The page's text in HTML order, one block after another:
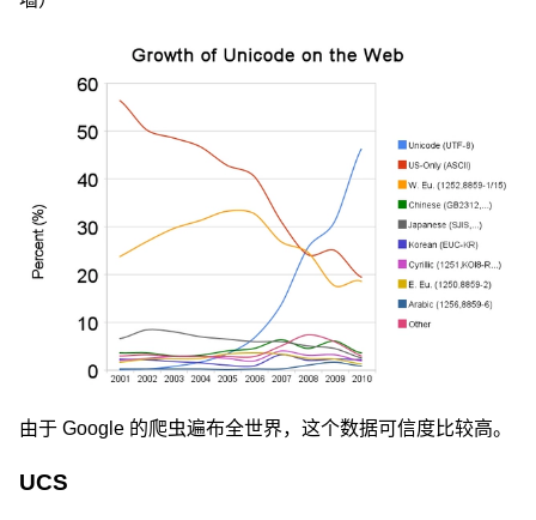
由于 Google 的爬虫遍布全世界，这个数据可信度比较高。
UCS